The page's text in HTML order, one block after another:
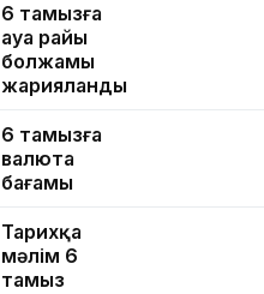
6 тамызға
ауа райы
болжамы
жарияланды
6 тамызға
валюта
бағамы
Тарихқа
мәлім 6
тамыз